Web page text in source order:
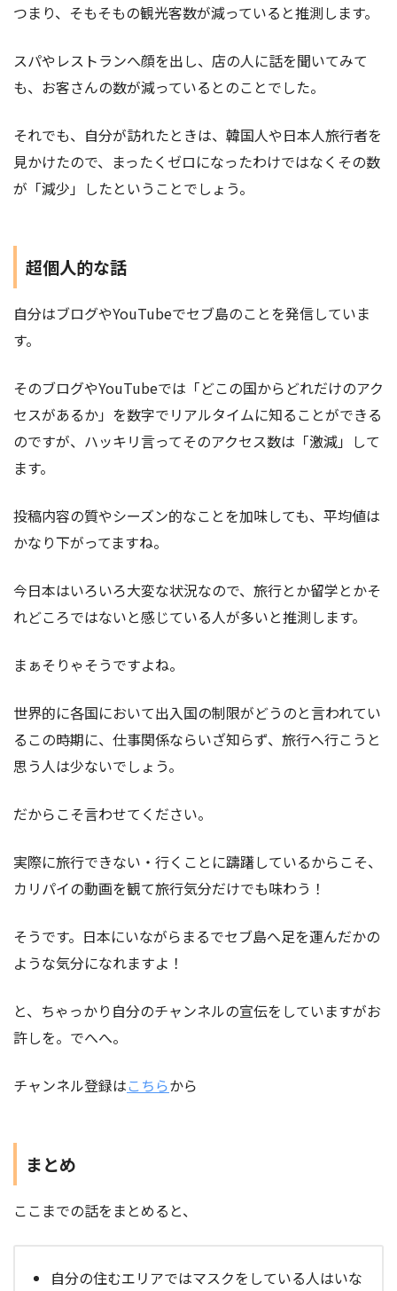
つまり、そもそもの観光客数が減っていると推測します。
スパやレストランへ顔を出し、店の人に話を聞いてみて
も、お客さんの数が減っているとのことでした。
それでも、自分が訪れたときは、韓国人や日本人旅行者を
見かけたので、まったくゼロになったわけではなくその数
が「減少」したということでしょう。
超個人的な話
自分はブログやYouTubeでセブ島のことを発信していま
す。
そのブログやYouTubeでは「どこの国からどれだけのアク
セスがあるか」を数字でリアルタイムに知ることができる
のですが、ハッキリ言ってそのアクセス数は「激減」して
ます。
投稿内容の質やシーズン的なことを加味しても、平均値は
かなり下がってますね。
今日本はいろいろ大変な状況なので、旅行とか留学とかそ
れどころではないと感じている人が多いと推測します。
まぁそりゃそうですよね。
世界的に各国において出入国の制限がどうのと言われてい
るこの時期に、仕事関係ならいざ知らず、旅行へ行こうと
思う人は少ないでしょう。
だからこそ言わせてください。
実際に旅行できない・行くことに躊躇しているからこそ、
カリパイの動画を観て旅行気分だけでも味わう！
そうです。日本にいながらまるでセブ島へ足を運んだかの
ような気分になれますよ！
と、ちゃっかり自分のチャンネルの宣伝をしていますがお
許しを。でへへ。
チャンネル登録はこちらから
まとめ
ここまでの話をまとめると、
自分の住むエリアではマスクをしている人はいな